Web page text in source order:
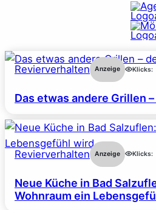
Revierverhalten Anzeige Klicks:
Das etwas andere Grillen
Revierverhalten Anzeige Klicks:
Neue Küche in Bad
Wohnraum ein